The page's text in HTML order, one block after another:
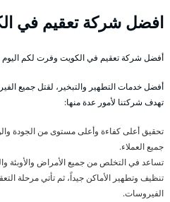
افضل شركة تعقيم في
أفضل شركة تعقيم في الكويت وفرت لكم اليوم
أفضل خدمات التطهير والتبخير، لقتل جميع
تهدف شركتنا لأمور عدة منها:
تحقيق أعلى كفاءة وأعلى مستوى من الجودة
جميع العملاء.
تساعد في التخلص من جميع الأمراض والأوبئة
تنظيف وتطهير الأماكن جيداً، ثم تأتي مرحلة
الفيروسات.